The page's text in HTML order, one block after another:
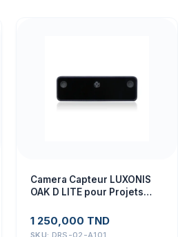
Camera Capteur LUXONIS
OAK D LITE pour Projets
1 250,000 TND
SKU: DRS-02-A101